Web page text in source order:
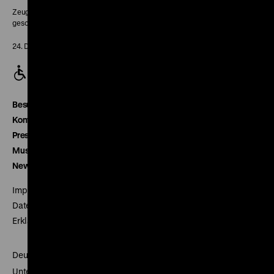
Zeughaus:
geschlossen
24. Dezember geschlossen
Besucherservice
Kontakt
Presse
Museumsverein
Newsletter
Impressum
Datenschutz
Erklärung digitale Barrierefreiheit
Deutsches Historisches Museum
Unter den Linden 2